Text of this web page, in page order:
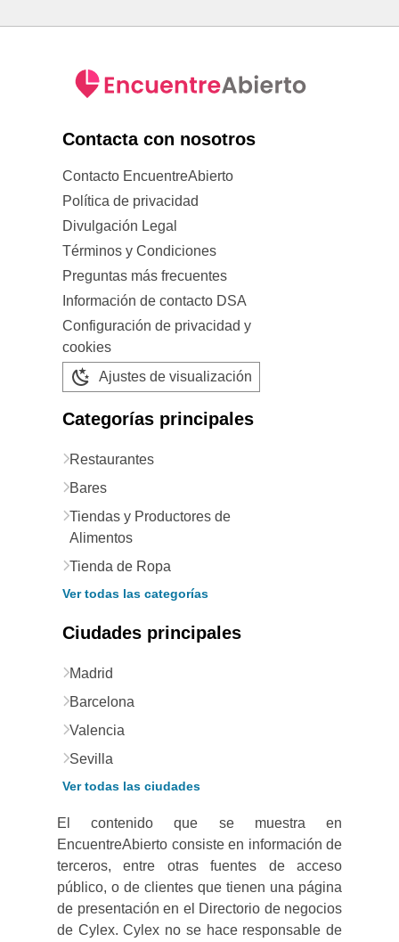
Contacta con nosotros
Contacto EncuentreAbierto
Política de privacidad
Divulgación Legal
Términos y Condiciones
Preguntas más frecuentes
Información de contacto DSA
Configuración de privacidad y
cookies
Ajustes de visualización
Categorías principales
Restaurantes
Bares
Tiendas y Productores de
Alimentos
Tienda de Ropa
Ver todas las categorías
Ciudades principales
Madrid
Barcelona
Valencia
Sevilla
Ver todas las ciudades
El contenido que se muestra en
EncuentreAbierto consiste en información de
terceros, entre otras fuentes de acceso
público, o de clientes que tienen una página
de presentación en el Directorio de negocios
de Cylex. Cylex no se hace responsable de